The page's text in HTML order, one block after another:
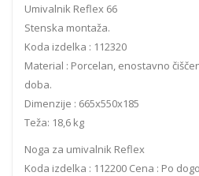
Umivalnik Reflex 66
Stenska montaža.
Koda izdelka : 112320
Material : Porcelan, enostavno
doba.
Dimenzije : 665x550x185
Teža: 18,6 kg
Noga za umivalnik Reflex
Koda izdelka : 112200 Cena : Po